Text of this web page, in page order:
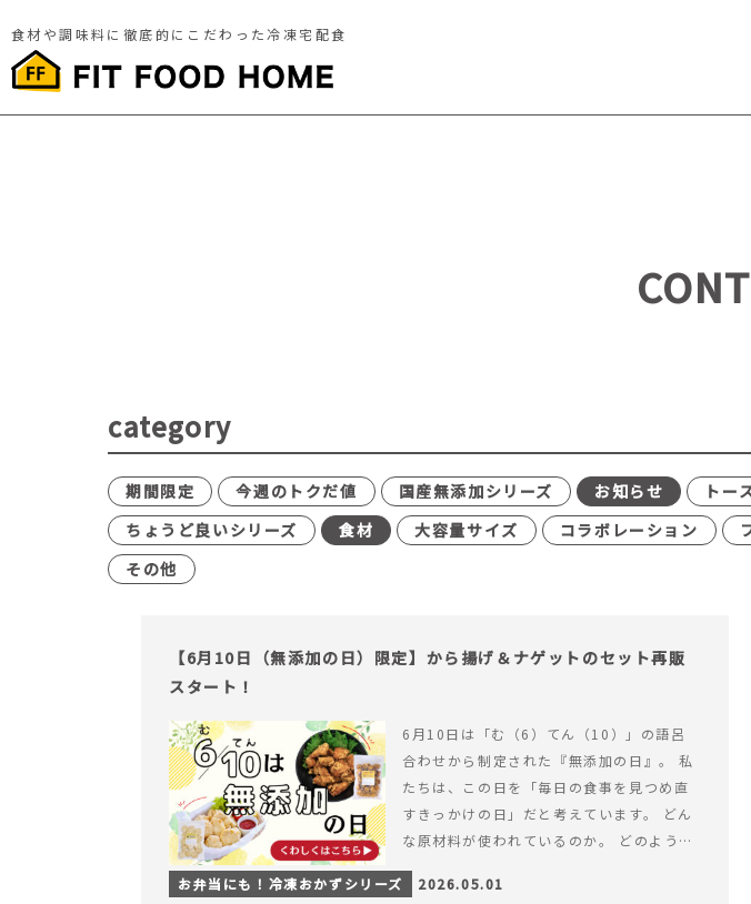
食材や調味料に徹底的にこだわった冷凍宅配食
category
期間限定 今週のトクだ値 国産無添加シリーズ お知らせ トー
ちょうど良いシリーズ
食材 大容量サイズ コラボレーション
その他
【6月10日（無添加の日）限定】から揚げ＆ナゲットのセット再販
スタート！
6月10日は「む（6）てん（10）」の語呂
合わせから制定された『無添加の日』。 私
たちは、この日を「毎日の食事を見つめ直
すきっかけの日」だと考えています。 どん
な原材料が使われているのか。 どのように
つくられているのか。&hellip; 続きを読む
【6月10日（無添加の日）限定】から揚げ
お弁当にも！冷凍おかずシリーズ 2026.05.01